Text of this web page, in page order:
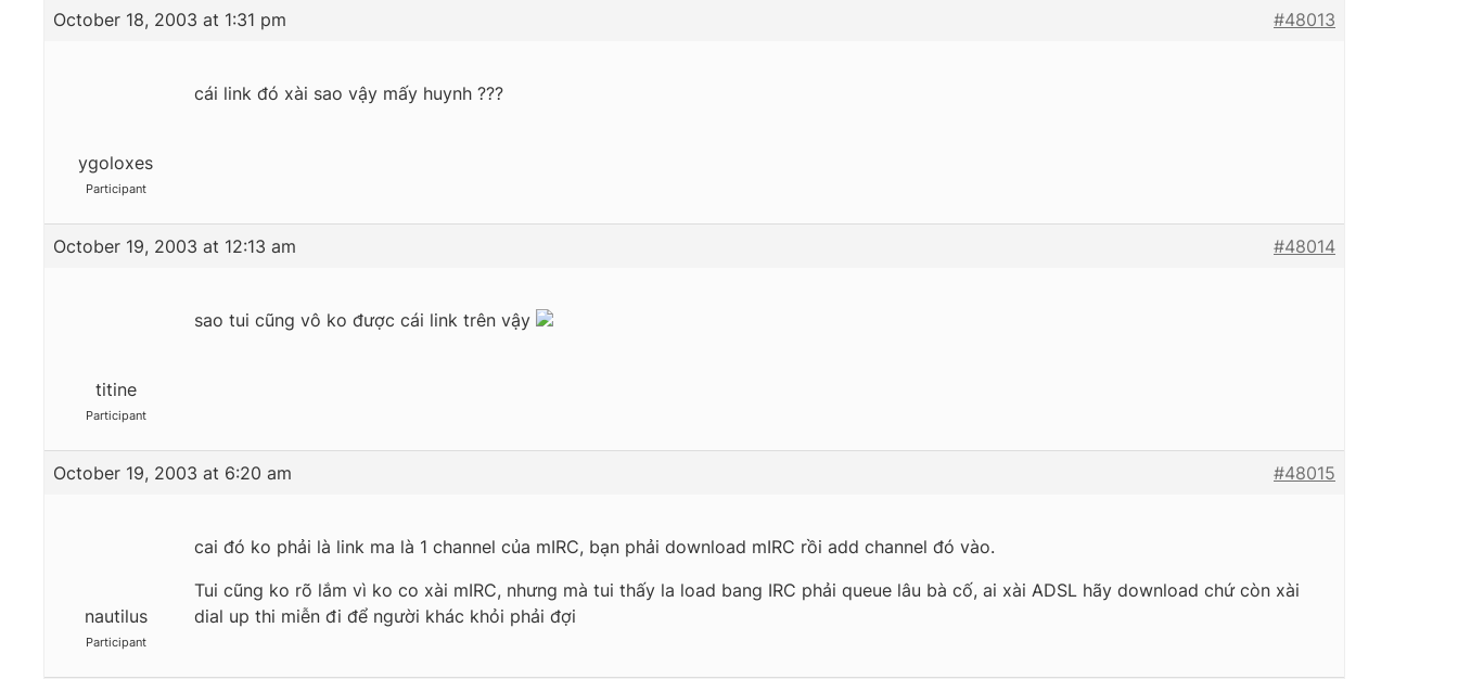
October 18, 2003 at 1:31 pm #48013
ygoloxes
Participant
cái link đó xài sao vậy mấy huynh ???
October 19, 2003 at 12:13 am #48014
titine
Participant
sao tui cũng vô ko được cái link trên vậy
October 19, 2003 at 6:20 am #48015
nautilus
Participant
cai đó ko phải là link ma là 1 channel của mIRC, bạn phải download mIRC rồi add channel đó vào.
Tui cũng ko rõ lắm vì ko co xài mIRC, nhưng mà tui thấy la load bang IRC phải queue lâu bà cố, ai xài ADSL hãy download chứ còn xài
dial up thi miễn đi để người khác khỏi phải đợi